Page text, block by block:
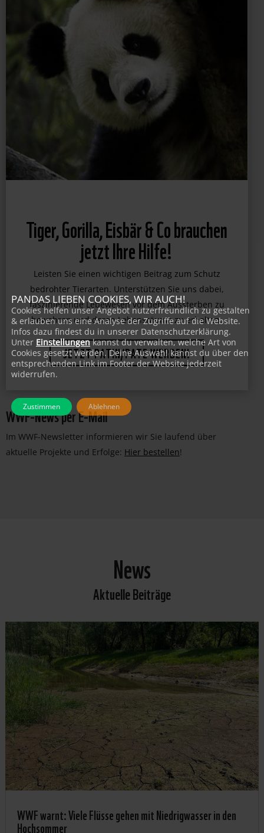
Tiger, Gorilla, Eisbär & Co brauchen
jetzt Ihre Hilfe!
Leisten Sie einen wichtigen Beitrag zum Schutz
bedrohter Tierarten. Unterstützen Sie uns dabei,
faszinierende Lebewesen vor dem Aussterben zu
bewahren und deren Lebensräume zu erhalten.
JETZT PATIN/PATE WERDEN!
WWF-News per E-Mail
Im WWF-Newsletter informieren wir Sie laufend über
aktuelle Projekte und Erfolge: Hier bestellen!
News
Aktuelle Beiträge
WWF warnt: Viele Flüsse gehen mit Niedrigwasser in den
Hochsommer
PANDAS LIEBEN COOKIES, WIR AUCH!
Cookies helfen unser Angebot nutzerfreundlich zu gestalten
& erlauben uns eine Analyse der Zugriffe auf die Website.
Infos dazu findest du in unserer Datenschutzerklärung.
Unter Einstellungen kannst du verwalten, welche Art von
Cookies gesetzt werden. Deine Auswahl kannst du über den
entsprechenden Link im Footer der Website jederzeit
widerrufen.
Zustimmen Ablehnen